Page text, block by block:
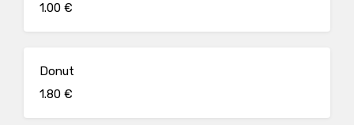
1.00 €
Donut
1.80 €